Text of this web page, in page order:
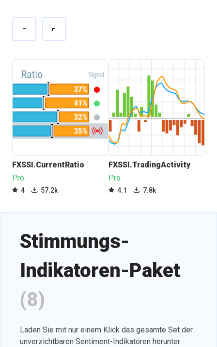
FXSSI.CurrentRatio
Pro
4 57.2k
FXSSI.TradingActivity
Pro
4.1 7.8k
Stimmungs-
Indikatoren-Paket
(8)
Laden Sie mit nur einem Klick das gesamte Set der
unverzichtbaren Sentiment-Indikatoren herunter